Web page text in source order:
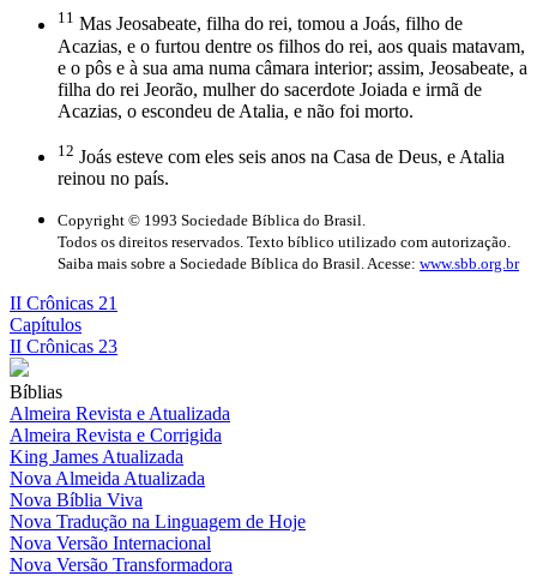
11 Mas Jeosabeate, filha do rei, tomou a Joás, filho de
Acazias, e o furtou dentre os filhos do rei, aos quais matavam,
e o pôs e à sua ama numa câmara interior; assim, Jeosabeate, a
filha do rei Jeorão, mulher do sacerdote Joiada e irmã de
Acazias, o escondeu de Atalia, e não foi morto.
12 Joás esteve com eles seis anos na Casa de Deus, e Atalia
reinou no país.
Copyright © 1993 Sociedade Bíblica do Brasil.
Todos os direitos reservados. Texto bíblico utilizado com autorização.
Saiba mais sobre a Sociedade Bíblica do Brasil. Acesse: www.sbb.org.br
II Crônicas 21
Capítulos
II Crônicas 23
Bíblias
Almeira Revista e Atualizada
Almeira Revista e Corrigida
King James Atualizada
Nova Almeida Atualizada
Nova Bíblia Viva
Nova Tradução na Linguagem de Hoje
Nova Versão Internacional
Nova Versão Transformadora